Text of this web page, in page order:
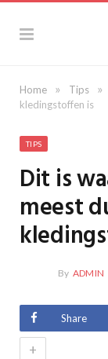
Home » Tips »
kledingstoffen is
TIPS
Dit is
meest
By ADMIN
Share
+